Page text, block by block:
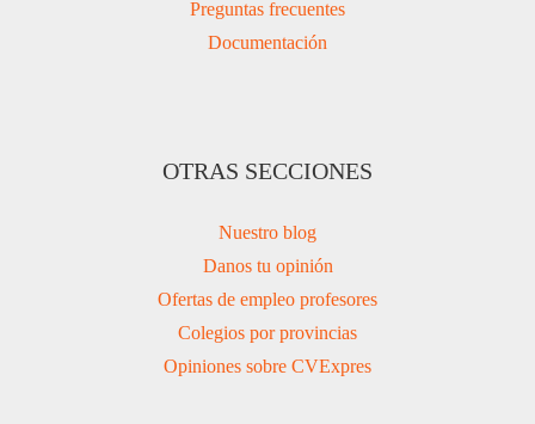
Preguntas frecuentes
Documentación
OTRAS SECCIONES
Nuestro blog
Danos tu opinión
Ofertas de empleo profesores
Colegios por provincias
Opiniones sobre CVExpres